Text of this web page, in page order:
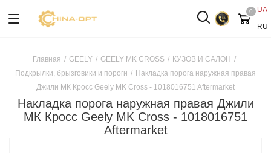
UA
RU
0
Главная / GEELY / GEELY MK CROSS / КУЗОВ И САЛОН /
Подкрылки, брызговики и пороги / Накладка порога наружная правая
Джили МК Кросс Geely MK Cross - 1018016751 Aftermarket
Накладка порога наружная правая Джили
МК Кросс Geely MK Cross - 1018016751
Aftermarket